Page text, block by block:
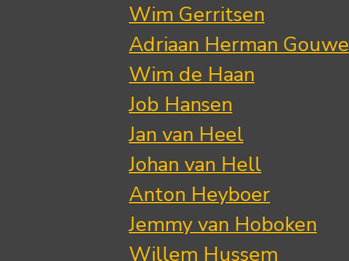
Wim Gerritsen
Adriaan Herman Gouwe
Wim de Haan
Job Hansen
Jan van Heel
Johan van Hell
Anton Heyboer
Jemmy van Hoboken
Willem Hussem